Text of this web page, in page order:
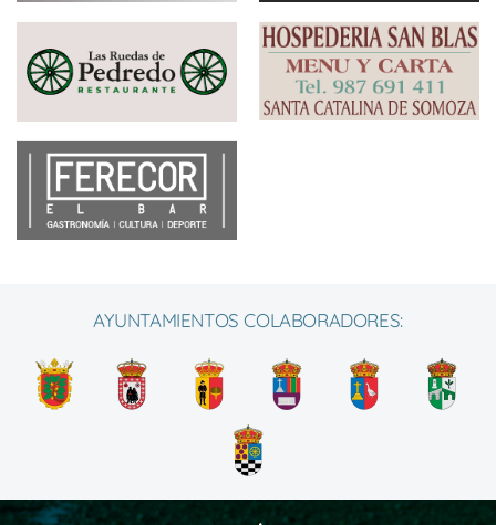
AYUNTAMIENTOS COLABORADORES: